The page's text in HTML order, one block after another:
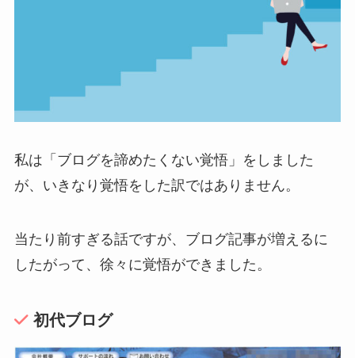
私は「ブログを諦めたくない覚悟」をしました
が、いきなり覚悟をした訳ではありません。
当たり前すぎる話ですが、ブログ記事が増えるに
したがって、徐々に覚悟ができました。
初代ブログ